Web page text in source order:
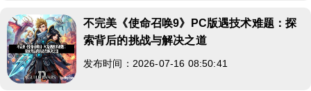
不完美《使命召唤9》PC版遇技术难题：探
索背后的挑战与解决之道
发布时间：2026-07-16 08:50:41